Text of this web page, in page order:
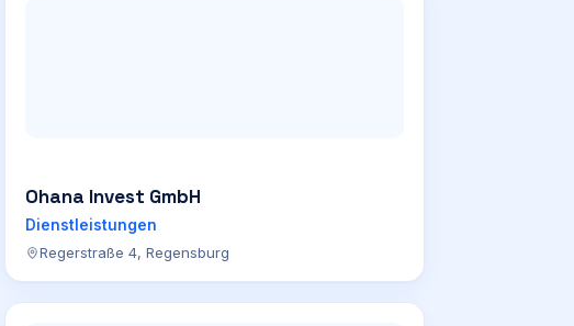
Ohana Invest GmbH
Dienstleistungen
Regerstraße 4, Regensburg